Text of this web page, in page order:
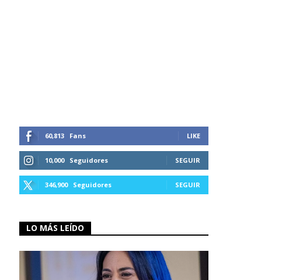
60,813 Fans LIKE
10,000 Seguidores SEGUIR
346,900 Seguidores SEGUIR
LO MÁS LEÍDO